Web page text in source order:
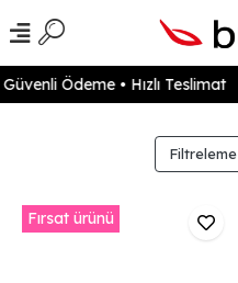
Ödeme • Hızlı Teslimat
Filtreleme
Fırsat ürünü